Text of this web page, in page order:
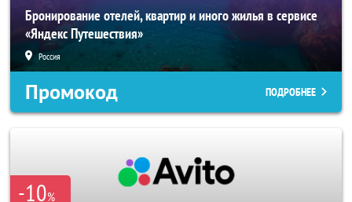
Бронирование отелей, квартир и иного жилья в сервисе
«Яндекс Путешествия»
Россия
Промокод ПОДРОБНЕЕ
-10%